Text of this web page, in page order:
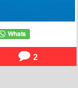
2